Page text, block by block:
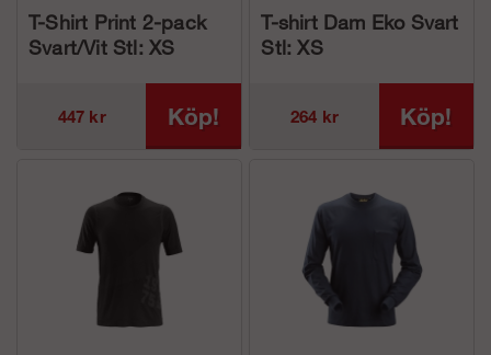
T-Shirt Print 2-pack
Svart/Vit Stl: XS
447 kr Köp!
T-shirt Dam Eko Svart
Stl: XS
264 kr Köp!